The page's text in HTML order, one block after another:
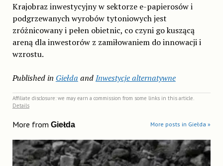
Krajobraz inwestycyjny w sektorze e-papierosów i
podgrzewanych wyrobów tytoniowych jest
zróżnicowany i pełen obietnic, co czyni go kuszącą
areną dla inwestorów z zamiłowaniem do innowacji i
wzrostu.
Published in Giełda andInwestycje alternatywne
Affiliate disclosure: we may earn a commission from some links in this article.
Details
More from Giełda More posts in Giełda »